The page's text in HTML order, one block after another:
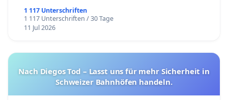
1 117 Unterschriften
1 117 Unterschriften / 30 Tage
11 Jul 2026
Nach Diegos Tod – Lasst uns für mehr Sicherheit in
Schweizer Bahnhöfen handeln.